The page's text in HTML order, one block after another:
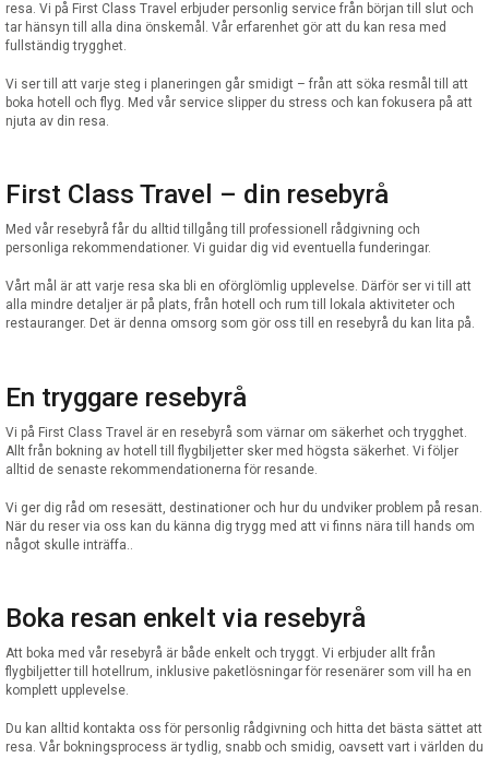
resa. Vi på First Class Travel erbjuder personlig service från början till slut och
tar hänsyn till alla dina önskemål. Vår erfarenhet gör att du kan resa med
fullständig trygghet.
Vi ser till att varje steg i planeringen går smidigt – från att söka resmål till att
boka hotell och flyg. Med vår service slipper du stress och kan fokusera på att
njuta av din resa.
First Class Travel – din resebyrå
Med vår resebyrå får du alltid tillgång till professionell rådgivning och
personliga rekommendationer. Vi guidar dig vid eventuella funderingar.
Vårt mål är att varje resa ska bli en oförglömlig upplevelse. Därför ser vi till att
alla mindre detaljer är på plats, från hotell och rum till lokala aktiviteter och
restauranger. Det är denna omsorg som gör oss till en resebyrå du kan lita på.
En tryggare resebyrå
Vi på First Class Travel är en resebyrå som värnar om säkerhet och trygghet.
Allt från bokning av hotell till flygbiljetter sker med högsta säkerhet. Vi följer
alltid de senaste rekommendationerna för resande.
Vi ger dig råd om resesätt, destinationer och hur du undviker problem på resan.
När du reser via oss kan du känna dig trygg med att vi finns nära till hands om
något skulle inträffa..
Boka resan enkelt via resebyrå
Att boka med vår resebyrå är både enkelt och tryggt. Vi erbjuder allt från
flygbiljetter till hotellrum, inklusive paketlösningar för resenärer som vill ha en
komplett upplevelse.
Du kan alltid kontakta oss för personlig rådgivning och hitta det bästa sättet att
resa. Vår bokningsprocess är tydlig, snabb och smidig, oavsett vart i världen du